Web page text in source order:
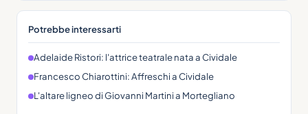
Potrebbe interessarti
Adelaide Ristori: l'attrice teatrale nata a Cividale
Francesco Chiarottini: Affreschi a Cividale
L'altare ligneo di Giovanni Martini a Mortegliano